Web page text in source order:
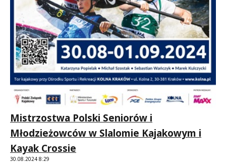
Mistrzostwa Polski Seniorów i
Młodzieżowców w Slalomie Kajakowym i
Kayak Crossie
30.08.2024 8:29